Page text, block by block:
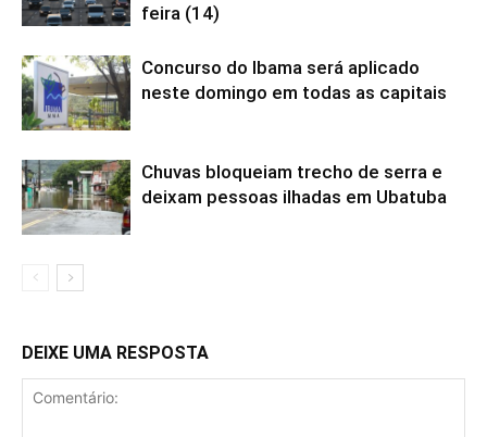
feira (14)
Concurso do Ibama será aplicado
neste domingo em todas as capitais
Chuvas bloqueiam trecho de serra e
deixam pessoas ilhadas em Ubatuba
DEIXE UMA RESPOSTA